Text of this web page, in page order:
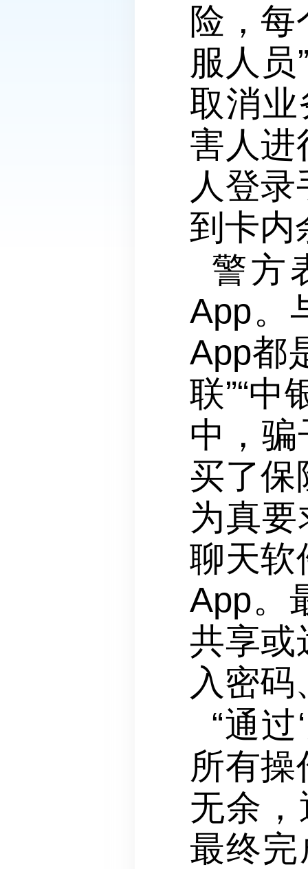
险，
服人员
取消业
害人进
人登
到卡内
警方
App。
App都
联”“中
中，骗
买了保
为真
聊天软
App。
共享或
入密
“通
所有
无余，
最终